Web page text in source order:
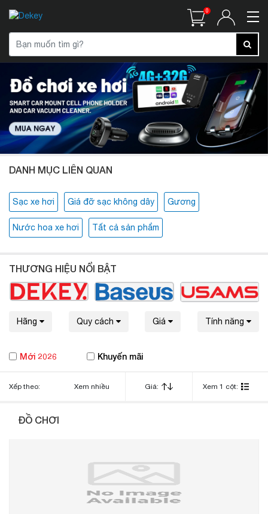
0
DANH MỤC LIÊN QUAN
Sạc xe hơi Giá đỡ sạc không dây Gương
Nước hoa xe hơi Tất cả sản phẩm
THƯƠNG HIỆU NỔI BẬT
Hãng Quy cách Giá Tính năng
Mới 2026 Khuyến mãi
Xếp theo: Xem nhiều Giá: Xem 1 cột:
ĐỒ CHƠI